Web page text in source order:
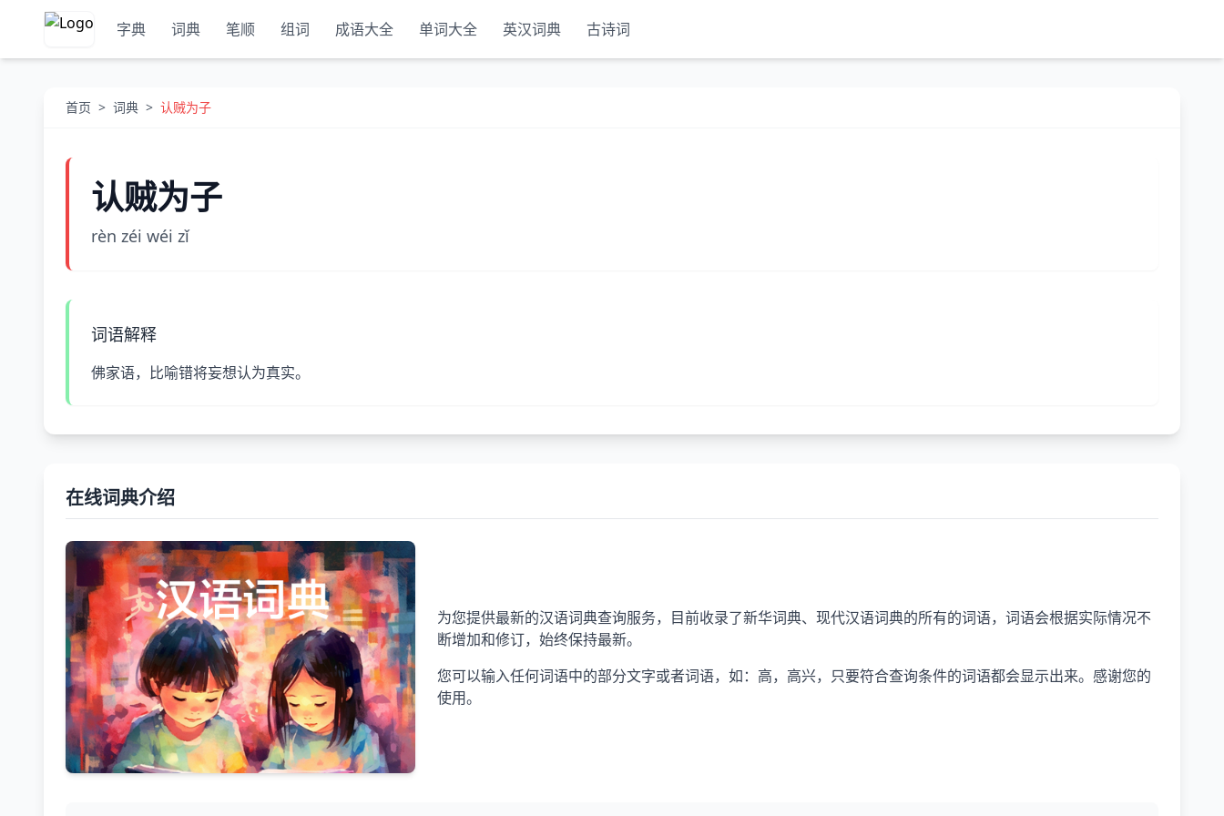
字典 词典 笔顺 组词 成语大全 单词大全 英汉词典 古诗词
首页 > 词典 > 认贼为子
认贼为子
rèn zéi wéi zǐ
词语解释
佛家语，比喻错将妄想认为真实。
在线词典介绍
为您提供最新的汉语词典查询服务，目前收录了新华词典、现代汉语词典的所有的词语，词语会根据实际情况不
断增加和修订，始终保持最新。
您可以输入任何词语中的部分文字或者词语，如：高，高兴，只要符合查询条件的词语都会显示出来。感谢您的
使用。